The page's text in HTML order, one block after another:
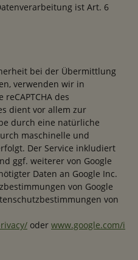
ist Art. 6
bei der Übermittlung
verwenden wir in
des
dient vor allem zur
durch eine natürliche
maschinelle und
Der Service inkludiert
ggf. weiterer von Google
Daten an Google Inc.
von Google
von
oder www.google.com/i